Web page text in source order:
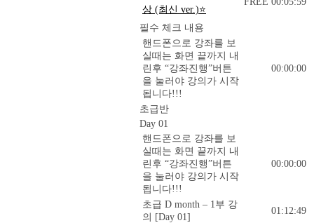
상 (최신 ver.)⭐
필수 체크 내용
핸드폰으로 강좌를 보
실때는 화면 끝까지 내
린후 “강좌진행”버튼
을 눌러야 강의가 시작
됩니다!!!
00:00:00
초급반
Day 01
핸드폰으로 강좌를 보
실때는 화면 끝까지 내
린후 “강좌진행”버튼
을 눌러야 강의가 시작
됩니다!!!
00:00:00
초급 D month – 1부 강
의 [Day 01]
01:12:49